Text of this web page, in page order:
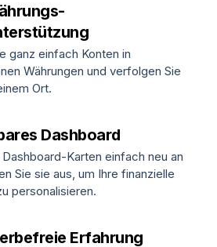
ganz einfach Konten in
Währungen und verfolgen Sie
Ort.
Dashboard
Dashboard-Karten einfach neu an
Sie sie aus, um Ihre finanzielle
personalisieren.
Erfahrung